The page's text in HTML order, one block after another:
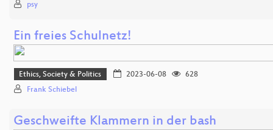
psy
Ein freies Schulnetz!
Ethics, Society & Politics 2023-06-08
628
Frank Schiebel
Geschweifte Klammern in der bash